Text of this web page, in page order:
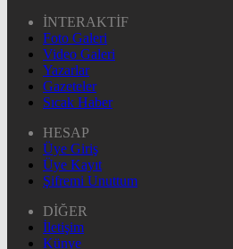
İNTERAKTİF
Foto Galeri
Video Galeri
Yazarlar
Gazeteler
Sıcak Haber
HESAP
Üye Giriş
Üye Kayıt
Şifremi Unuttum
DİĞER
İletişim
Künye